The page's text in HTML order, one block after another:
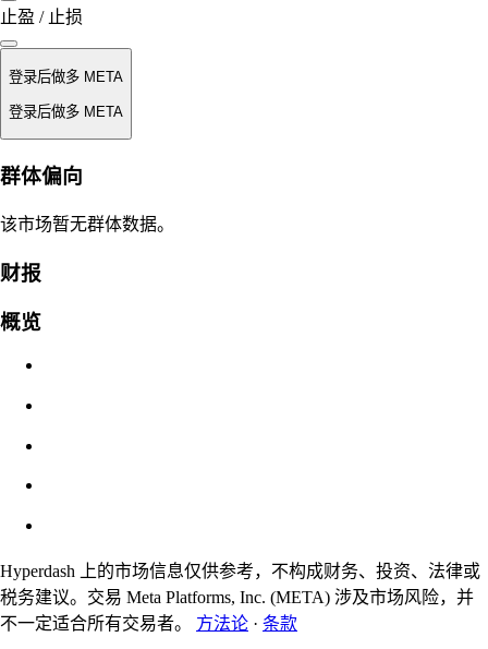
止盈 / 止损
登录后做多 META
登录后做多 META
强平价
不适用
订单价值
群体偏向
该市场暂无群体数据。
财报
概览
Hyperdash 上的市场信息仅供参考，不构成财务、投资、法律或
税务建议。交易 Meta Platforms, Inc. (META) 涉及市场风险，并
不一定适合所有交易者。
方法论 · 条款